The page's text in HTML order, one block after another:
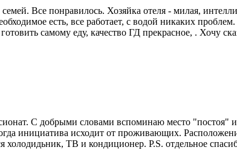
Все понравилось. Хозяйка отеля - милая,
есть, все работает, с водой никаких
самому еду, качество ГД прекрасное, . Хочу
С добрыми словами вспоминаю место "постоя" и
инициатива исходит от проживающих.
холодидьник, ТВ и кондиционер. P.S. отдельное